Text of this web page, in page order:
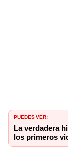
PUEDES VER:
La verdadera
los primeros